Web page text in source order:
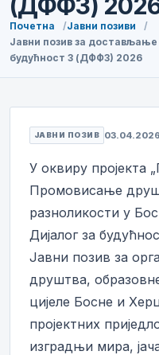
Почетна
Јавни позиви
Јавни позив за достављање
будућност 3 (ДФФ3) 2026
ЈАВНИ ПОЗИВ
У оквиру пројекта
Промовисање
разноликости у
Дијалог за
Јавни позив за
друштва,
цијеле Босне и
пројектних
изградњи мира,